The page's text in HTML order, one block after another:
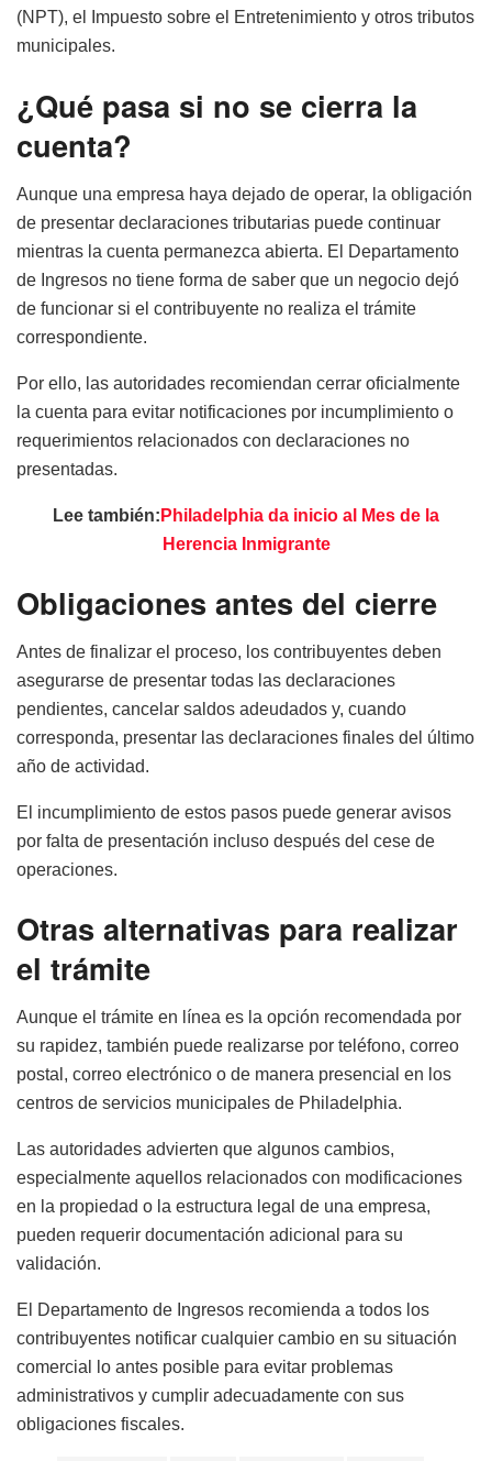
(NPT), el Impuesto sobre el Entretenimiento y otros tributos
municipales.
¿Qué pasa si no se cierra la
cuenta?
Aunque una empresa haya dejado de operar, la obligación
de presentar declaraciones tributarias puede continuar
mientras la cuenta permanezca abierta. El Departamento
de Ingresos no tiene forma de saber que un negocio dejó
de funcionar si el contribuyente no realiza el trámite
correspondiente.
Por ello, las autoridades recomiendan cerrar oficialmente
la cuenta para evitar notificaciones por incumplimiento o
requerimientos relacionados con declaraciones no
presentadas.
Lee también: Philadelphia da inicio al Mes de la
Herencia Inmigrante
Obligaciones antes del cierre
Antes de finalizar el proceso, los contribuyentes deben
asegurarse de presentar todas las declaraciones
pendientes, cancelar saldos adeudados y, cuando
corresponda, presentar las declaraciones finales del último
año de actividad.
El incumplimiento de estos pasos puede generar avisos
por falta de presentación incluso después del cese de
operaciones.
Otras alternativas para realizar
el trámite
Aunque el trámite en línea es la opción recomendada por
su rapidez, también puede realizarse por teléfono, correo
postal, correo electrónico o de manera presencial en los
centros de servicios municipales de Philadelphia.
Las autoridades advierten que algunos cambios,
especialmente aquellos relacionados con modificaciones
en la propiedad o la estructura legal de una empresa,
pueden requerir documentación adicional para su
validación.
El Departamento de Ingresos recomienda a todos los
contribuyentes notificar cualquier cambio en su situación
comercial lo antes posible para evitar problemas
administrativos y cumplir adecuadamente con sus
obligaciones fiscales.